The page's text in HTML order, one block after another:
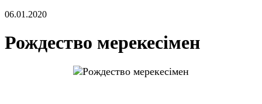
06.01.2020
Рождество мерекесімен